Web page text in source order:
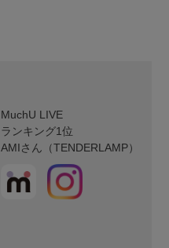
MuchU LIVE
ランキング1位
AMIさん（TENDERLAMP）